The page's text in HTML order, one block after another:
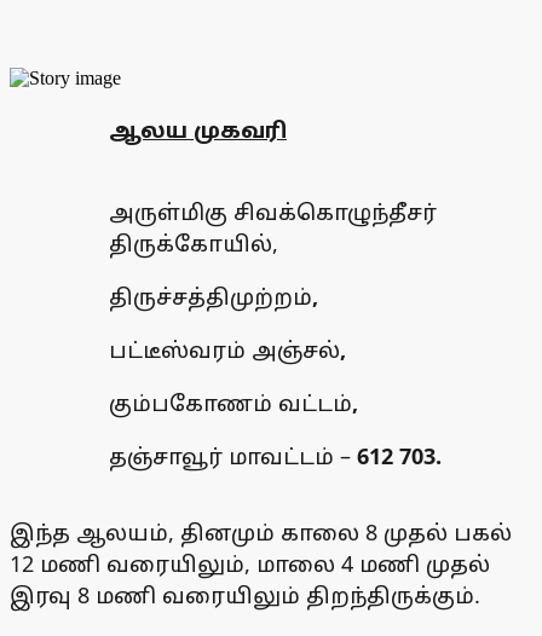
ஆலய முகவரி
அருள்மிகு சிவக்கொழுந்தீசர்
திருக்கோயில்,
திருச்சத்திமுற்றம்,
பட்டீஸ்வரம் அஞ்சல்,
கும்பகோணம் வட்டம்,
தஞ்சாவூர் மாவட்டம் – 612 703.
இந்த ஆலயம், தினமும் காலை 8 முதல் பகல்
12 மணி வரையிலும், மாலை 4 மணி முதல்
இரவு 8 மணி வரையிலும் திறந்திருக்கும்.